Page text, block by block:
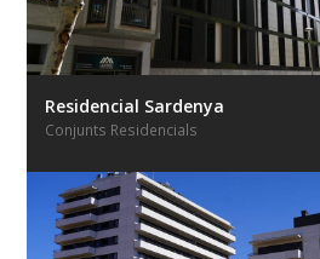
Residencial Sardenya
Conjunts Residencials